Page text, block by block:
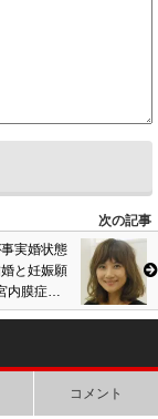
色々あるけど(笑)
0 0
次の記事
実婚状態
と妊娠願
内膜症の
に変化
コメント